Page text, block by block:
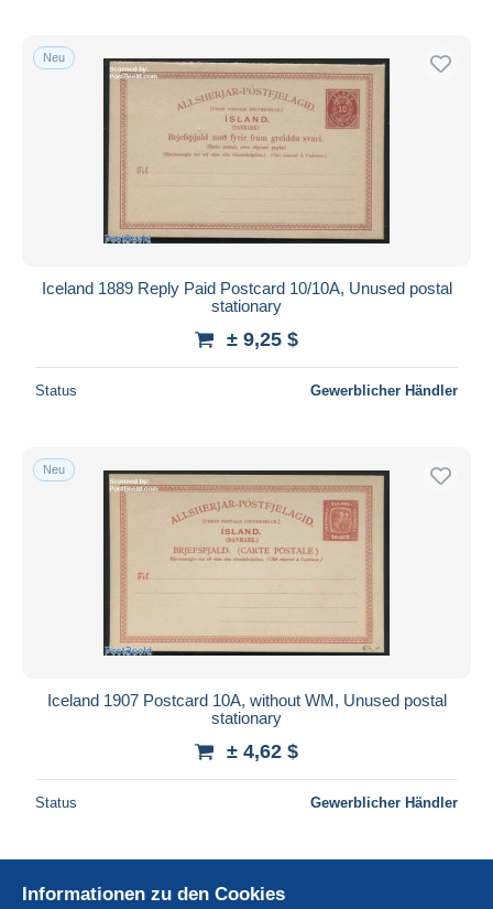
Neu
Iceland 1889 Reply Paid Postcard 10/10A, Unused postal
stationary
± 9,25 $
Status Gewerblicher Händler
Neu
Iceland 1907 Postcard 10A, without WM, Unused postal
stationary
± 4,62 $
Status Gewerblicher Händler
Informationen zu den Cookies